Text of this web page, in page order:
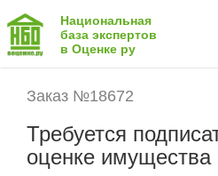
Национальная
база экспертов
в Оценке ру
Заказ №18672
Требуется
оценке имущества